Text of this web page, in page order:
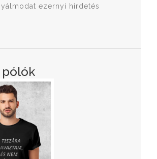
ezernyi hirdetés
pólók